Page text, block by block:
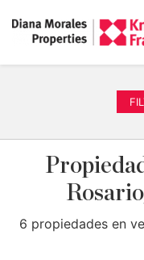
6 propiedades en